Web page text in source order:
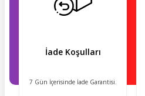
İade Koşulları
7 Gün İçerisinde İade Garantisi.